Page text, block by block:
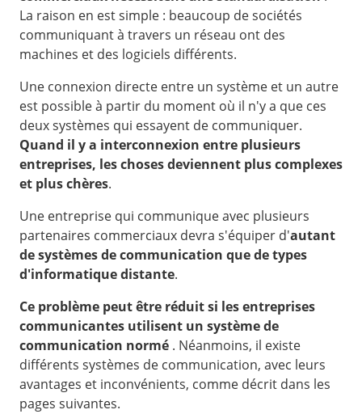
La raison en est simple : beaucoup de sociétés
communiquant à travers un réseau ont des
machines et des logiciels différents.
Une connexion directe entre un système et un autre
est possible à partir du moment où il n'y a que ces
deux systèmes qui essayent de communiquer.
Quand il y a interconnexion entre plusieurs
entreprises, les choses deviennent plus complexes
et plus chères.
Une entreprise qui communique avec plusieurs
partenaires commerciaux devra s'équiper d'autant
de systèmes de communication que de types
d'informatique distante.
Ce problème peut être réduit si les entreprises
communicantes utilisent un système de
communication normé . Néanmoins, il existe
différents systèmes de communication, avec leurs
avantages et inconvénients, comme décrit dans les
pages suivantes.